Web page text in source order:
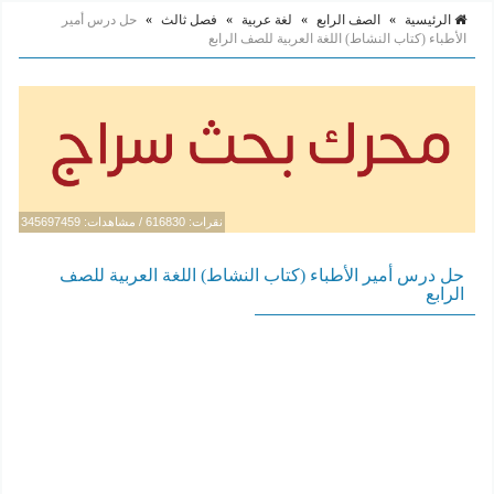
الرئيسية » الصف الرابع » لغة عربية » فصل ثالث » حل درس أمير
الأطباء (كتاب النشاط) اللغة العربية للصف الرابع
نقرات: 616830 / مشاهدات: 345697459
حل درس أمير الأطباء (كتاب النشاط) اللغة العربية للصف
الرابع